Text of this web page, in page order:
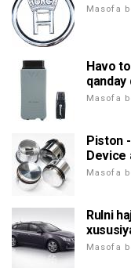
Masofa
Havo
Masofa
Piston
Device
Masofa
Rulni
Masofa